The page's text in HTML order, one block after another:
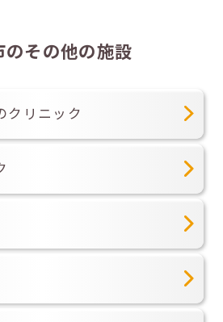
その他の施設
クリニック